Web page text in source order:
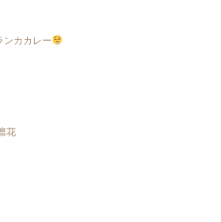
ンカカレー
花